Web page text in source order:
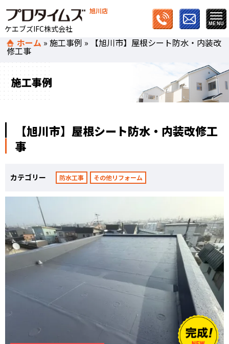
旭川店
ケエブズIFC株式会社
ホーム »施工事例 » 【旭川市】屋根シート防水・内装改
修工事
施工事例
【旭川市】屋根シート防水・内装改修工
事
カテゴリー 防水工事 その他リフォーム